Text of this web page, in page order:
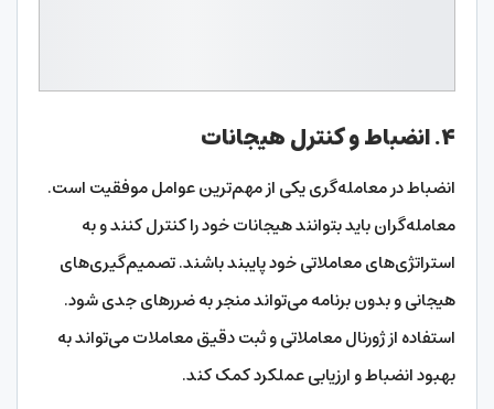
۴. انضباط و کنترل هیجانات
انضباط در معامله‌گری یکی از مهم‌ترین عوامل موفقیت است.
معامله‌گران باید بتوانند هیجانات خود را کنترل کنند و به
استراتژی‌های معاملاتی خود پایبند باشند. تصمیم‌گیری‌های
هیجانی و بدون برنامه می‌تواند منجر به ضررهای جدی شود.
استفاده از ژورنال معاملاتی و ثبت دقیق معاملات می‌تواند به
بهبود انضباط و ارزیابی عملکرد کمک کند.